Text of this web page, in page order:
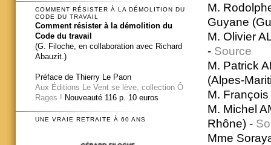
M.
Guyane
M. Olivier
- Source
M. Patrick
(Alpes-
M.
M. Michel
Rhône) -
Mme
COMMENT RÉSISTER À LA DÉMOLITION DU
CODE DU TRAVAIL
Comment résister à la démolition du
Code du travail
(G. Filoche, en collaboration avec Richard
Abauzit.)
Préface de Thierry Le Paon
Aux Éditions Le Vent se lève, collection Ô
Rages ! Nouveauté 116 p. 10 euros
UNE VRAIE RETRAITE À 60 ANS